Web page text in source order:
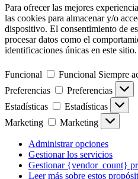
Para ofrecer las mejores
las cookies para almacenar y/o
dispositivo. El consentimiento de
procesar datos como el
identificaciones únicas en este sitio.
Funcional Funcional Siempre
Preferencias
Preferencias
Estadísticas
Estadísticas
Marketing
Marketing
Administrar opciones
Gestionar los servicios
Gestionar {vendor_count}
Leer más sobre estos